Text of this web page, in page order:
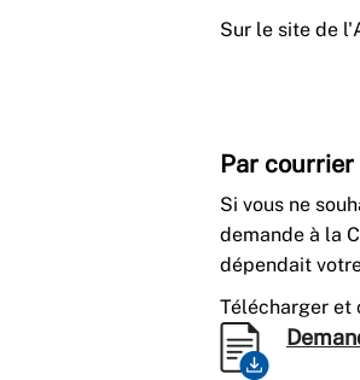
Sur le site de
Par courrier
Si vous ne
demande à la
dépendait
Télécharger et